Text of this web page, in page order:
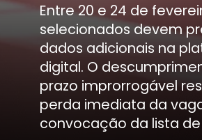
Entre 20 e 24 de
selecionados devem
dados adicionais na
digital. O
prazo improrrogável
perda imediata da
convocação da lista